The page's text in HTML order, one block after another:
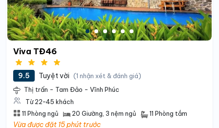
Viva TĐ46
9.5 Tuyệt vời (1 nhận xét & đánh giá)
Thị trấn - Tam Đảo - Vĩnh Phúc
Từ 22-45 khách
11 Phòng ngủ
20 Giường, 3 nệm ngủ 11 Phòng tắm
Vừa được đặt 15 phút trước